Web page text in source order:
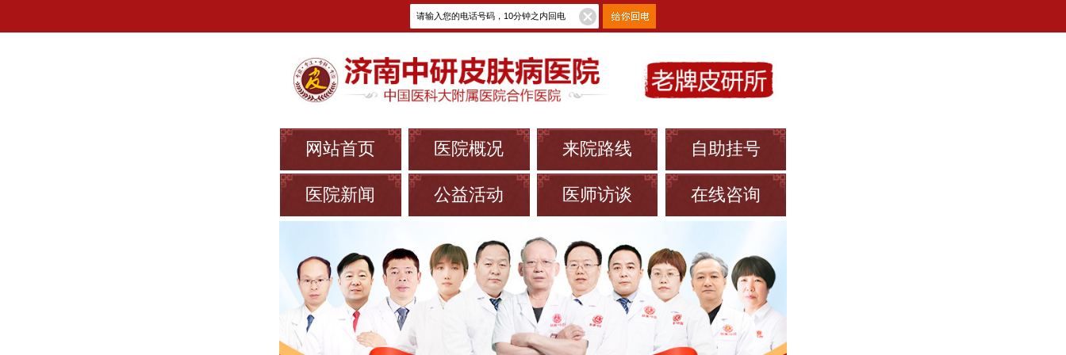
网站首页 医院概况 来院路线 自助挂号
医院新闻 公益活动 医师访谈 在线咨询